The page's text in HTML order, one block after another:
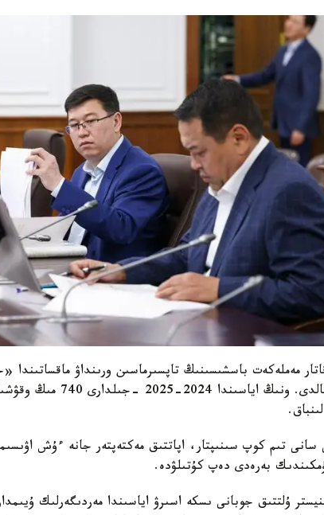
مەملەكەت باسشىسىنىڭ تاپسىرماسىن ورىنداۋ
تىم كوپ سىنىپتار، اپاتتىق مەكتەپتەر جانە ءۇش
بەرەدى دەپ كۇتىلۋدە.
ۇلتتىق جوبانى ىسكە اسىرۋ اياسىندا مەردىگەرلىك